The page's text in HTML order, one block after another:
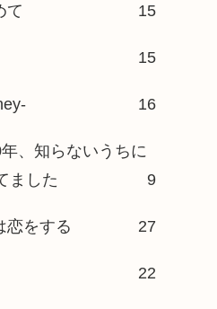
て 15
15
16
、知らないうちに
ました
9
恋をする 27
22